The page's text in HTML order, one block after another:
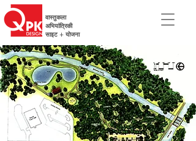
वास्तुकला
अभियांत्रिकी
साइट + योजना